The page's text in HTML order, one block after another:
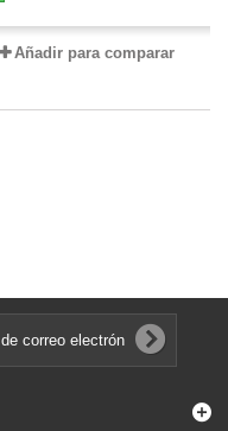
Añadir para comparar